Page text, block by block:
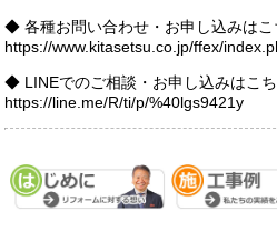
◆ 各種お問い合わせ・お申し込みはこ
https://www.kitasetsu.co.jp/ffex/
◆ LINEでのご相談・お申し込みはこち
https://line.me/R/ti/p/%40lgs9421y